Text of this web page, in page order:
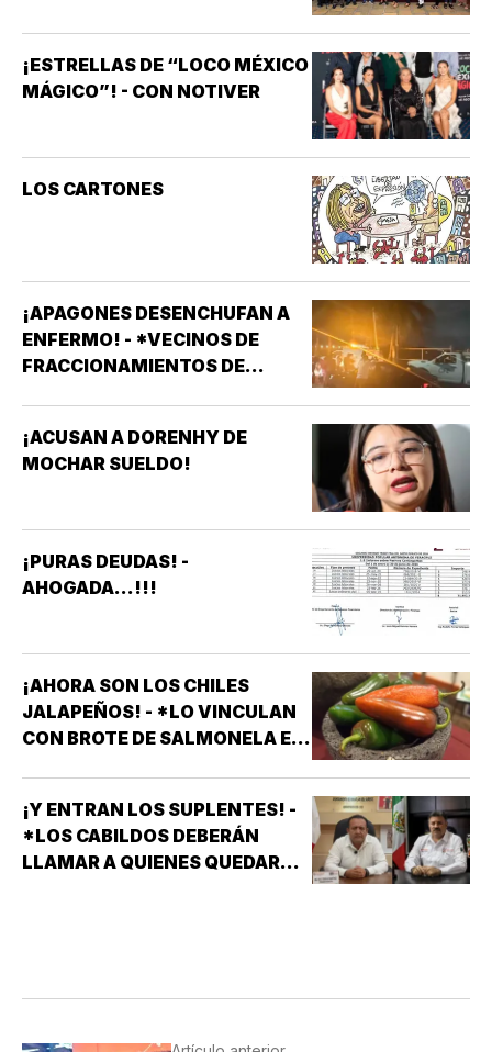
¡ESTRELLAS DE “LOCO MÉXICO
MÁGICO”! - CON NOTIVER
LOS CARTONES
¡APAGONES DESENCHUFAN A
ENFERMO! - *VECINOS DE
FRACCIONAMIENTOS DE
AFECTAN ELEVADORES,
TRATAMIENTOS MÉDICOS Y
¡ACUSAN A DORENHY DE
MOCHAR SUELDO!
¡PURAS DEUDAS! -
AHOGADA...!!!
¡AHORA SON LOS CHILES
JALAPEÑOS! - *LO VINCULAN
CON BROTE DE SALMONELA EN
¡Y ENTRAN LOS SUPLENTES! -
*LOS CABILDOS DEBERÁN
LLAMAR A QUIENES QUEDARON